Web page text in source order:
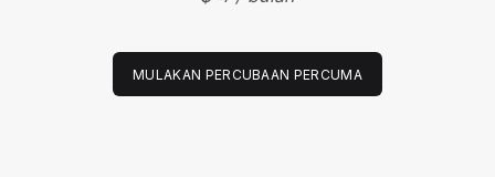
MULAKAN PERCUBAAN PERCUMA